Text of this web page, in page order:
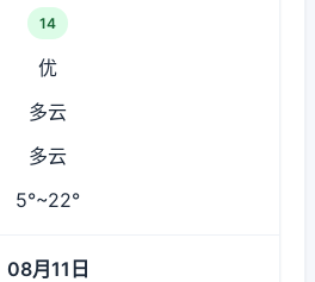
14
优
多云
多云
5°~22°
08月11日